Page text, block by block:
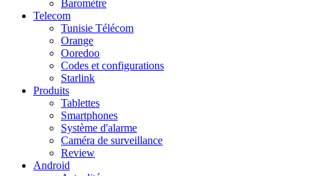
Baromètre
Telecom
Tunisie Télécom
Orange
Ooredoo
Codes et configurations
Starlink
Produits
Tablettes
Smartphones
Système d'alarme
Caméra de surveillance
Review
Android